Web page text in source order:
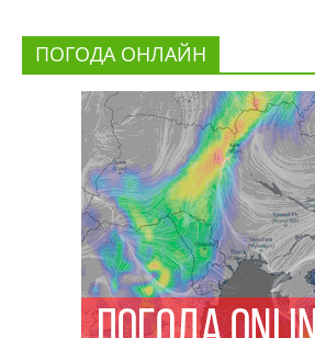
ПОГОДА ОНЛАЙН